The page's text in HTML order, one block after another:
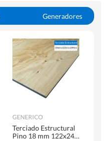
Generadores
Sierras Circulares
GENERICO
Terciado Estructural
Pino 18 mm 122x244